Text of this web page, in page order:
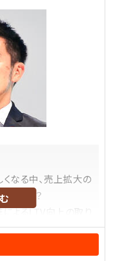
従事。その後セブン
、デジタル戦略企画
・EC推進、新規事業
であった西友に参画
スーパーの新規事業
ッグへ執行役員と
2022年3月には日本
会社執行役員グルー
マーケティングか
、これまでの経験
なる中、売上拡大の
せんか？
よるLTV向上の取り
やマーケティング
ズ戦略を成功事例と